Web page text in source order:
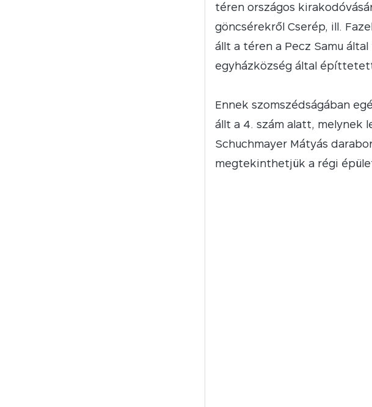
téren országos
göncsérekről Cserép, ill.
állt a téren a Pecz Samu
egyházközség által
Ennek szomszédságában
állt a 4. szám alatt, melynek
Schuchmayer Mátyás
megtekinthetjük a régi